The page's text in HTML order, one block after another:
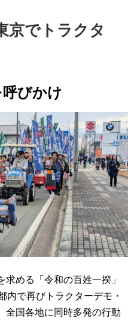
京でトラクタ
びかけ
める「令和の百姓一揆」
内で再びトラクターデモ・
全国各地に同時多発の行動